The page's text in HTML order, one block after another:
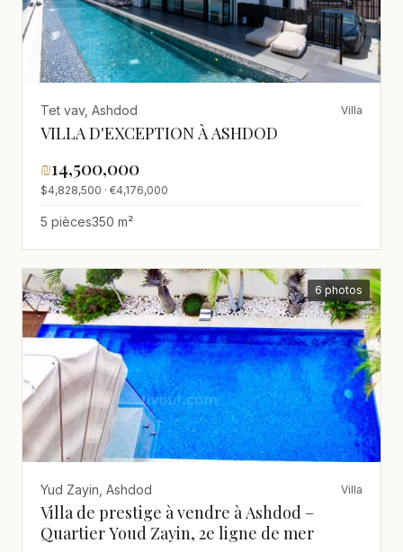
Tet vav, Ashdod Villa
VILLA D'EXCEPTION À ASHDOD
₪14,500,000
$4,828,500 · €4,176,000
5 pièces350 m²
6 photos
Yud Zayin, Ashdod Villa
Villa de prestige à vendre à Ashdod –
Quartier Youd Zayin, 2e ligne de mer